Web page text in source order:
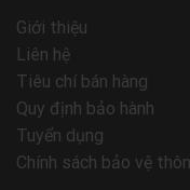
Giới thiệu
Liên hệ
Tiêu chí bán hàng
Quy định bảo hành
Tuyển dụng
Chính sách bảo vệ